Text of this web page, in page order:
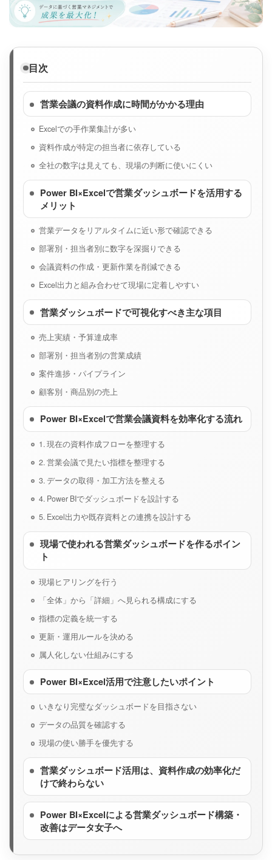
目次
営業会議の資料作成に時間がかかる理由
Excelでの手作業集計が多い
資料作成が特定の担当者に依存している
全社の数字は見えても、現場の判断に使いにくい
Power BI×Excelで営業ダッシュボードを活用する
メリット
営業データをリアルタイムに近い形で確認できる
部署別・担当者別に数字を深掘りできる
会議資料の作成・更新作業を削減できる
Excel出力と組み合わせて現場に定着しやすい
営業ダッシュボードで可視化すべき主な項目
売上実績・予算達成率
部署別・担当者別の営業成績
案件進捗・パイプライン
顧客別・商品別の売上
Power BI×Excelで営業会議資料を効率化する流れ
1. 現在の資料作成フローを整理する
2. 営業会議で見たい指標を整理する
3. データの取得・加工方法を整える
4. Power BIでダッシュボードを設計する
5. Excel出力や既存資料との連携を設計する
現場で使われる営業ダッシュボードを作るポイン
ト
現場ヒアリングを行う
「全体」から「詳細」へ見られる構成にする
指標の定義を統一する
更新・運用ルールを決める
属人化しない仕組みにする
Power BI×Excel活用で注意したいポイント
いきなり完璧なダッシュボードを目指さない
データの品質を確認する
現場の使い勝手を優先する
営業ダッシュボード活用は、資料作成の効率化だ
けで終わらない
Power BI×Excelによる営業ダッシュボード構築・
改善はデータ女子へ